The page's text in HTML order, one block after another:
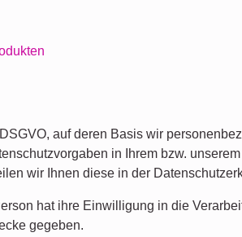
auf deren Basis wir
in Ihrem bzw.
wir Ihnen diese in der
hat ihre Einwilligung in die
gegeben.